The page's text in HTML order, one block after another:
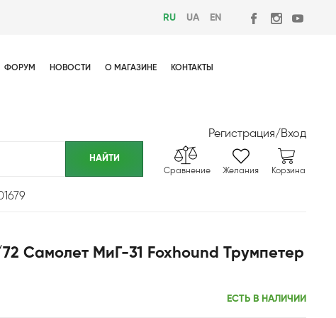
RU UA EN
ФОРУМ НОВОСТИ О МАГАЗИНЕ КОНТАКТЫ
Регистрация/Вход
Сравнение Желания Корзина
Самолет МиГ-31 Foxhound Трумпетер
ЕСТЬ В НАЛИЧИИ